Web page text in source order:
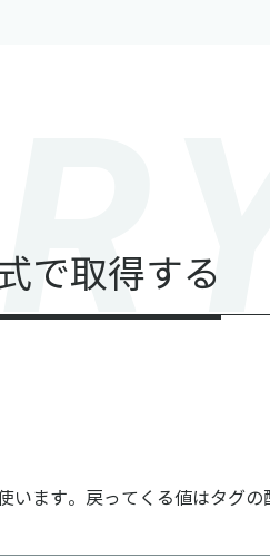
で取得する
RY
います。戻ってくる値はタグの